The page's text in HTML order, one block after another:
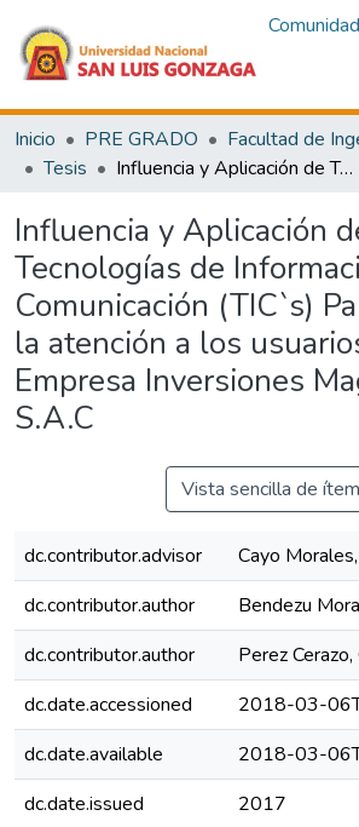
Inicio PRE GRADO
Tesis
Influencia y Aplicación de Tecnologías de Información y Comunicación (TIC`s) Para mejorar la atención a los usuarios en la Empresa Inversiones Magdalena S.A.C
Influencia y Aplicación
Tecnologías de
Comunicación (TIC`s)
la atención a los
Empresa Inversiones
S.A.C
Vista sencilla de ítem
dc.contributor.advisor
Cayo
dc.contributor.author
Bendezu
dc.contributor.author
Perez
dc.date.accessioned
2018-03-
dc.date.available
2018-03-
dc.date.issued
2017